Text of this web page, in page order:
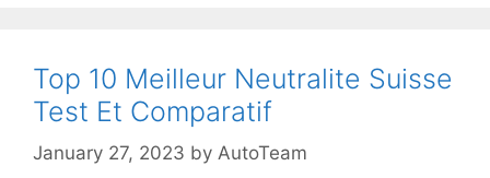
Top 10 Meilleur Neutralite Suisse
Test Et Comparatif
January 27, 2023 by AutoTeam